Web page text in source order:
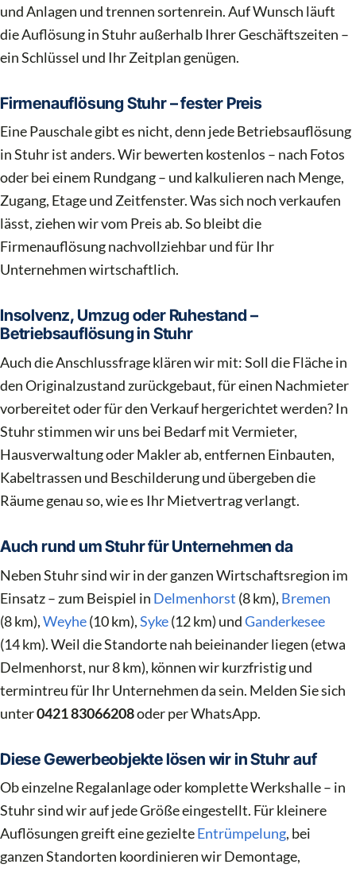
und Anlagen und trennen sortenrein. Auf Wunsch läuft
die Auflösung in Stuhr außerhalb Ihrer Geschäftszeiten –
ein Schlüssel und Ihr Zeitplan genügen.
Firmenauflösung Stuhr – fester Preis
Eine Pauschale gibt es nicht, denn jede Betriebsauflösung
in Stuhr ist anders. Wir bewerten kostenlos – nach Fotos
oder bei einem Rundgang – und kalkulieren nach Menge,
Zugang, Etage und Zeitfenster. Was sich noch verkaufen
lässt, ziehen wir vom Preis ab. So bleibt die
Firmenauflösung nachvollziehbar und für Ihr
Unternehmen wirtschaftlich.
Insolvenz, Umzug oder Ruhestand –
Betriebsauflösung in Stuhr
Auch die Anschlussfrage klären wir mit: Soll die Fläche in
den Originalzustand zurückgebaut, für einen Nachmieter
vorbereitet oder für den Verkauf hergerichtet werden? In
Stuhr stimmen wir uns bei Bedarf mit Vermieter,
Hausverwaltung oder Makler ab, entfernen Einbauten,
Kabeltrassen und Beschilderung und übergeben die
Räume genau so, wie es Ihr Mietvertrag verlangt.
Auch rund um Stuhr für Unternehmen da
Neben Stuhr sind wir in der ganzen Wirtschaftsregion im
Einsatz – zum Beispiel in Delmenhorst (8 km), Bremen
(8 km),Weyhe(10 km),Syke(12 km) undGanderkesee
(14 km). Weil die Standorte nah beieinander liegen (etwa
Delmenhorst, nur 8 km), können wir kurzfristig und
termintreu für Ihr Unternehmen da sein. Melden Sie sich
unter0421 83066208oder per WhatsApp.
Diese Gewerbeobjekte lösen wir in Stuhr auf
Ob einzelne Regalanlage oder komplette Werkshalle – in
Stuhr sind wir auf jede Größe eingestellt. Für kleinere
Auflösungen greift eine gezielteEntrümpelung, bei
ganzen Standorten koordinieren wir Demontage,